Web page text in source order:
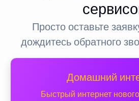
Просто оставьте
дождитесь обратного
Домашний
Быстрый интернет